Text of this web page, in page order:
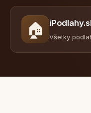
🏠 Všetky